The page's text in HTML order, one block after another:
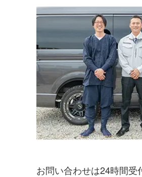
お問い合わせは24時間受